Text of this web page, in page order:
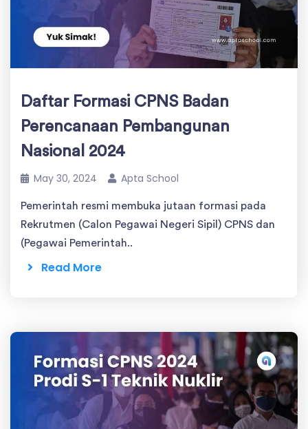
Daftar Formasi CPNS Badan
Perencanaan Pembangunan
Nasional 2024
May 30, 2024 Apta School
Pemerintah resmi membuka jutaan formasi pada
Rekrutmen (Calon Pegawai Negeri Sipil) CPNS dan
(Pegawai Pemerintah..
Read More